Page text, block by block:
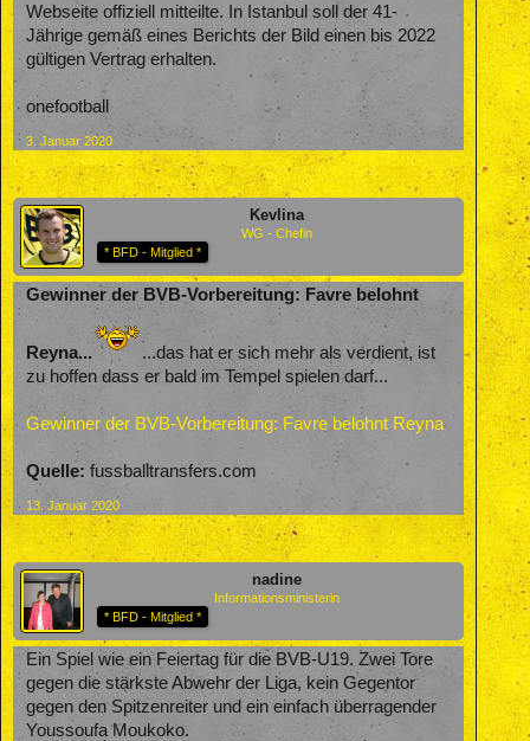
Webseite offiziell mitteilte. In Istanbul soll der 41-
Jährige gemäß eines Berichts der Bild einen bis 2022
gültigen Vertrag erhalten.
onefootball
3. Januar 2020
Kevlina
WG - Chefin
* BFD - Mitglied *
Gewinner der BVB-Vorbereitung: Favre belohnt
Reyna...
...das hat er sich mehr als verdient, ist
zu hoffen dass er bald im Tempel spielen darf...
Gewinner der BVB-Vorbereitung: Favre belohnt Reyna
Quelle: fussballtransfers.com
13. Januar 2020
nadine
Informationsministerin
* BFD - Mitglied *
Ein Spiel wie ein Feiertag für die BVB-U19. Zwei Tore
gegen die stärkste Abwehr der Liga, kein Gegentor
gegen den Spitzenreiter und ein einfach überragender
Youssoufa Moukoko.